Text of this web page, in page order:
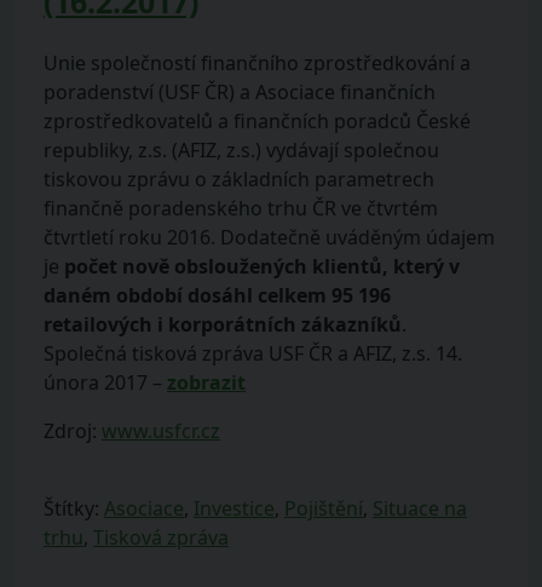
Unie společností finančního zprostředkování a
poradenství (USF ČR) a Asociace finančních
zprostředkovatelů a finančních poradců České
republiky, z.s. (AFIZ, z.s.) vydávají společnou
tiskovou zprávu o základních parametrech
finančně poradenského trhu ČR ve čtvrtém
čtvrtletí roku 2016. Dodatečně uváděným údajem
je počet nově obsloužených klientů, který v
daném období dosáhl celkem 95 196
retailových i korporátních zákazníků.
Společná tisková zpráva USF ČR a AFIZ, z.s. 14.
února 2017 – zobrazit
Zdroj: www.usfcr.cz
Štítky: Asociace, Investice, Pojištění, Situace na
trhu, Tisková zpráva